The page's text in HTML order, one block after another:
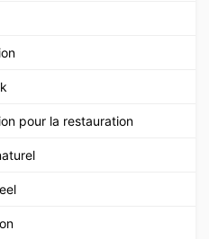
pour la restauration